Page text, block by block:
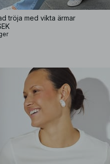
tröja med vikta ärmar